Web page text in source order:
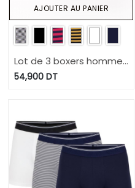
Lot de 3 boxers homme
en coton stretch
54,900DT
AJOUTER AU PANIER